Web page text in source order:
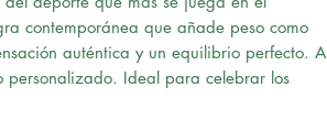
contemporánea que añade peso como
auténtica y un equilibrio perfecto. A
personalizado. Ideal para celebrar los